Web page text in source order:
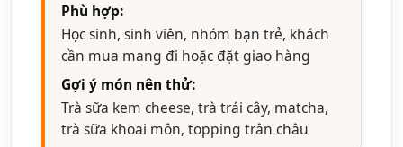
Phù hợp:
Học sinh, sinh viên, nhóm bạn trẻ, khách
cần mua mang đi hoặc đặt giao hàng
Gợi ý món nên thử:
Trà sữa kem cheese, trà trái cây, matcha,
trà sữa khoai môn, topping trân châu